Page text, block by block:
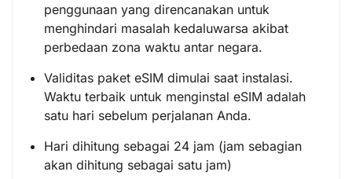
penggunaan yang direncanakan untuk
menghindari masalah kedaluwarsa akibat
perbedaan zona waktu antar negara.
Validitas paket eSIM dimulai saat instalasi.
Waktu terbaik untuk menginstal eSIM adalah
satu hari sebelum perjalanan Anda.
Hari dihitung sebagai 24 jam (jam sebagian
akan dihitung sebagai satu jam)